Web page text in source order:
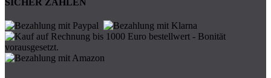
SICHER ZAHLEN